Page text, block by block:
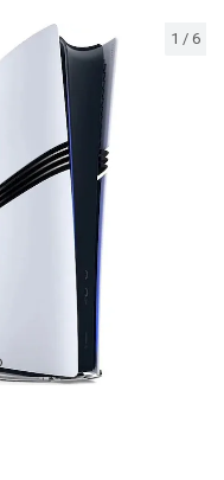
1 / 6